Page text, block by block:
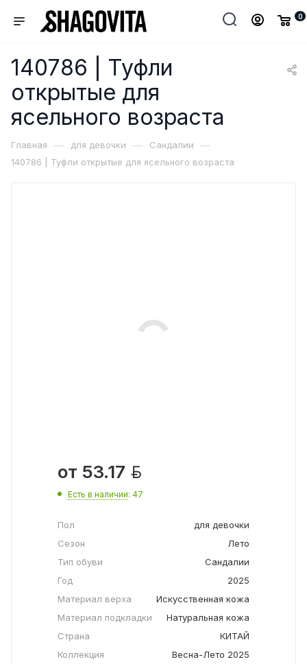
0
140786 | Туфли
открытые для
ясельного возраста
Главная — для девочки — Сандалии —
140786 | Туфли открытые для ясельного возраста
от 53.17 
Есть в наличии: 47
Пол
для девочки
Сезон
Лето
Тип обуви
Сандалии
Год
2025
Материал верха
Искусственная кожа
Материал подкладки
Натуральная кожа
Страна
КИТАЙ
Коллекция
Весна-Лето 2025